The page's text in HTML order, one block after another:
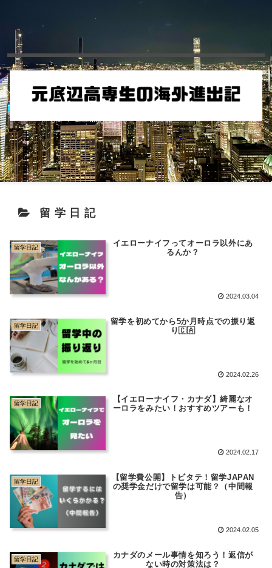
留学日記
留学日記
イエローナイフってオーロラ以外にあ
るんか？
2024.03.04
留学日記
留学を初めてから5か月時点での振り返
り🇨🇦
2024.02.26
留学日記
【イエローナイフ・カナダ】綺麗なオ
ーロラをみたい！おすすめツアーも！
2024.02.17
留学日記
【留学費公開】トビタテ！留学JAPAN
の奨学金だけで留学は可能？（中間報
告）
2024.02.05
留学日記
カナダのメール事情を知ろう！返信が
ない時の対策法は？